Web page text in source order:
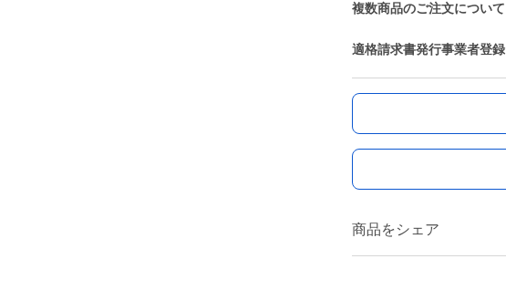
複数商品のご注文について
適格請求書発行事業者登録
商品をシェア